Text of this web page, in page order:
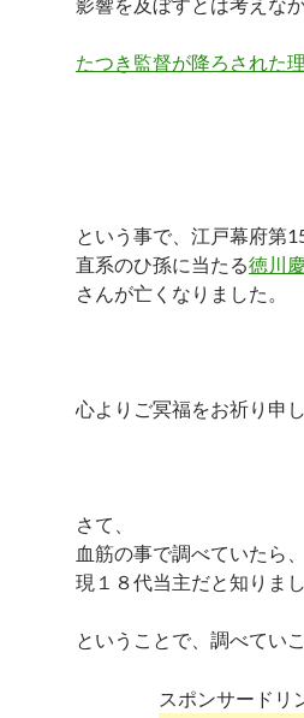
たつき監督が降ろされた
という事で、江戸幕府第
直系のひ孫に当たる徳川
さんが亡くなりました。
心よりご冥福をお祈り申
さて、
血筋の事で調べていたら
現１８代当主だと知りま
ということで、調べてい
スポンサードリ